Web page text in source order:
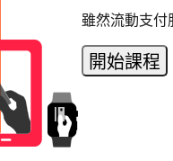
雖然流動支